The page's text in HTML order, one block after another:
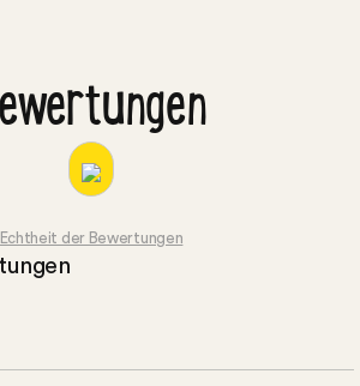
Echtheit der Bewertungen